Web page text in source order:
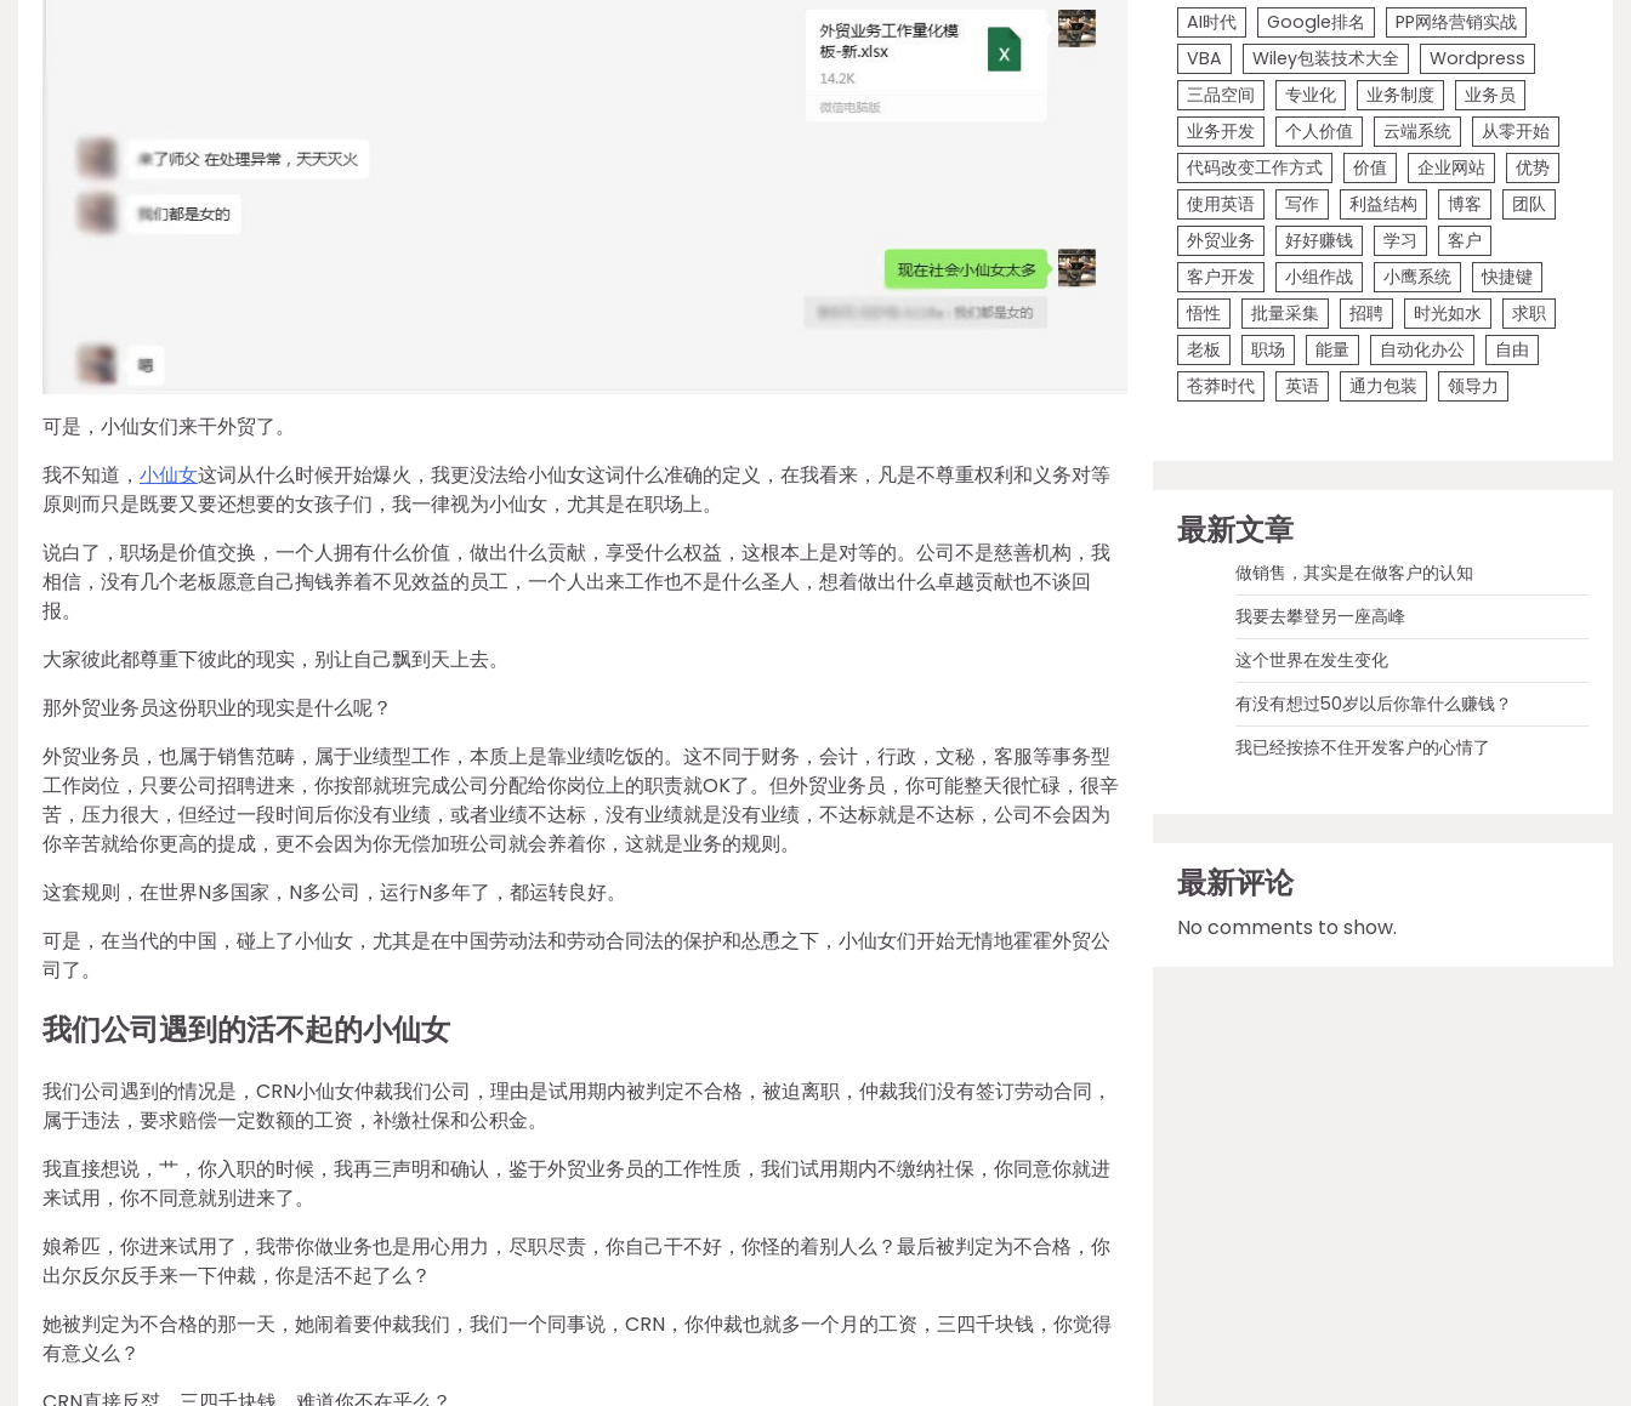
可是，小仙女们来干外贸了。
我不知道， 小仙女这词从什么时候开始爆火，我更没法给小仙女这词什么准确的定义，在我看来，凡是不尊重权利和义务对等
原则而只是既要又要还想要的女孩子们，我一律视为小仙女，尤其是在职场上。
说白了，职场是价值交换，一个人拥有什么价值，做出什么贡献，享受什么权益，这根本上是对等的。公司不是慈善机构，我
相信，没有几个老板愿意自己掏钱养着不见效益的员工，一个人出来工作也不是什么圣人，想着做出什么卓越贡献也不谈回
报。
大家彼此都尊重下彼此的现实，别让自己飘到天上去。
那外贸业务员这份职业的现实是什么呢？
外贸业务员，也属于销售范畴，属于业绩型工作，本质上是靠业绩吃饭的。这不同于财务，会计，行政，文秘，客服等事务型
工作岗位，只要公司招聘进来，你按部就班完成公司分配给你岗位上的职责就OK了。但外贸业务员，你可能整天很忙碌，很辛
苦，压力很大，但经过一段时间后你没有业绩，或者业绩不达标，没有业绩就是没有业绩，不达标就是不达标，公司不会因为
你辛苦就给你更高的提成，更不会因为你无偿加班公司就会养着你，这就是业务的规则。
这套规则，在世界N多国家，N多公司，运行N多年了，都运转良好。
可是，在当代的中国，碰上了小仙女，尤其是在中国劳动法和劳动合同法的保护和怂恿之下，小仙女们开始无情地霍霍外贸公
司了。
我们公司遇到的活不起的小仙女
我们公司遇到的情况是，CRN小仙女仲裁我们公司，理由是试用期内被判定不合格，被迫离职，仲裁我们没有签订劳动合同，
属于违法，要求赔偿一定数额的工资，补缴社保和公积金。
我直接想说，艹，你入职的时候，我再三声明和确认，鉴于外贸业务员的工作性质，我们试用期内不缴纳社保，你同意你就进
来试用，你不同意就别进来了。
娘希匹，你进来试用了，我带你做业务也是用心用力，尽职尽责，你自己干不好，你怪的着别人么？最后被判定为不合格，你
出尔反尔反手来一下仲裁，你是活不起了么？
她被判定为不合格的那一天，她闹着要仲裁我们，我们一个同事说，CRN，你仲裁也就多一个月的工资，三四千块钱，你觉得
有意义么？
AI时代 Google排名
PP网络营销实战
VBA
Wiley包装技术大全
Wordpress
三品空间
专业化 业务制度
业务员
业务开发
个人价值 云端系统
从零开始
代码改变工作方式
价值 企业网站
优势
使用英语
写作 利益结构 博客
团队
外贸业务
好好赚钱 学习
客户
客户开发
小组作战 小鹰系统
快捷键
悟性
批量采集 招聘 时光如水
求职
老板
职场 能量 自动化办公
自由
苍莽时代
英语 通力包装 领导力
最新文章
做销售，其实是在做客户的认知
我要去攀登另一座高峰
这个世界在发生变化
有没有想过50岁以后你靠什么赚钱？
我已经按捺不住开发客户的心情了
最新评论
No comments to show.